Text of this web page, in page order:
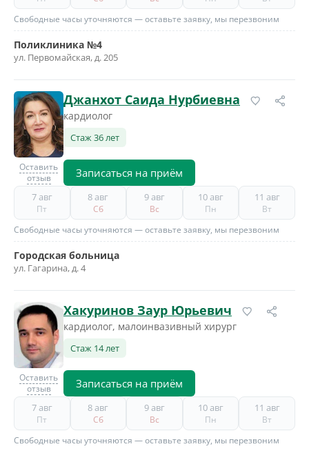
Свободные часы уточняются — оставьте заявку, мы перезвоним
Поликлиника №4
ул. Первомайская, д. 205
Оставить
отзыв
Джанхот Саида Нурбиевна
кардиолог
Стаж 36 лет
Записаться на приём
7 авг
Пт
8 авг
Сб
9 авг
Вс
10 авг
Пн
11 авг
Вт
Свободные часы уточняются — оставьте заявку, мы перезвоним
Городская больница
ул. Гагарина, д. 4
Оставить
отзыв
Хакуринов Заур Юрьевич
кардиолог, малоинвазивный хирург
Стаж 14 лет
Записаться на приём
7 авг
Пт
8 авг
Сб
9 авг
Вс
10 авг
Пн
11 авг
Вт
Свободные часы уточняются — оставьте заявку, мы перезвоним